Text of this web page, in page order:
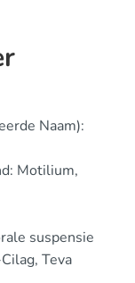
Naam):
Motilium,
suspensie
Teva